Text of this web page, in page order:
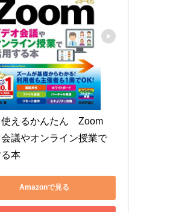
使えるかんたん　Zoom
会議やオンライン授業で
本
Amazonで見る